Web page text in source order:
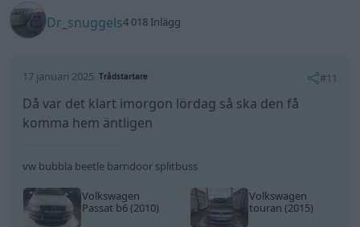
Dr_snuggels4 018 Inlägg
17 januari 2025 Trådstartare #11
Då var det klart imorgon lördag så ska den få
komma hem äntligen
vw bubbla beetle barndoor splitbuss
Volkswagen
Passat b6 (2010)
Volkswagen
touran (2015)